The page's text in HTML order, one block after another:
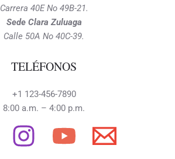
Carrera 40E No 49B-21.
Sede Clara Zuluaga
Calle 50A No 40C-39.
TELÉFONOS
+1 123-456-7890
8:00 a.m. – 4:00 p.m.